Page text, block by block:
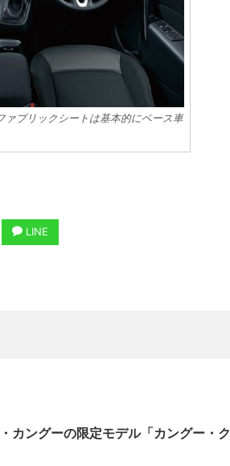
ブリックシートは基本的にベース車
LINE
カングーの限定モデル「カングー・